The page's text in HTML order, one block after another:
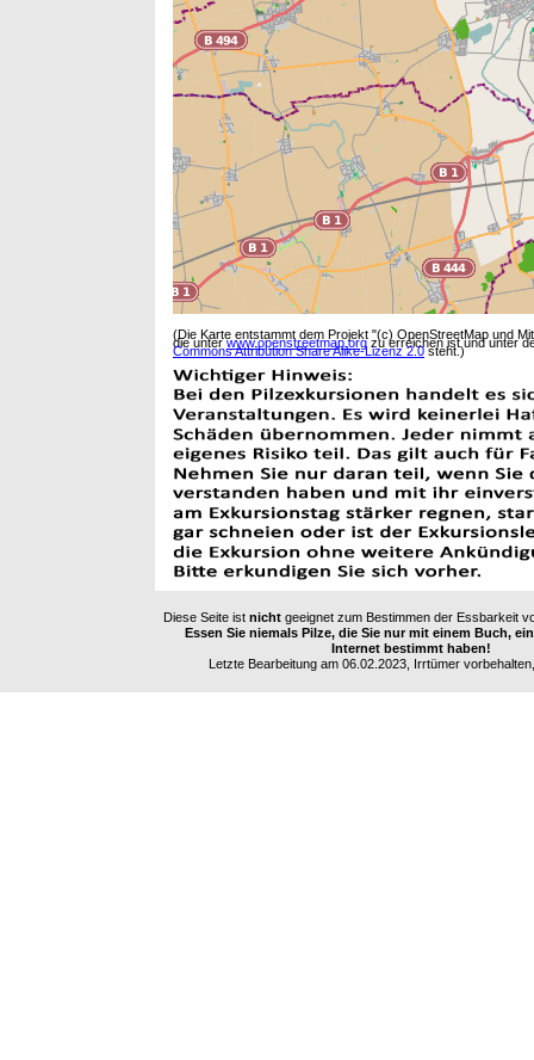
(Die Karte entstammt dem Projekt "(c) OpenStreetMap und
die unterwww.openstreetmap.orgzu erreichen ist und unter
Commons Attribution Share Alike-Lizenz 2.0steht.)
Diese Seite ist nichtgeeignet zum Bestimmen der Essbarkeit
Essen Sie niemals Pilze, die Sie nur mit einem Buch,
Internet bestimmt haben!
Letzte Bearbeitung am 06.02.2023, Irrtümer